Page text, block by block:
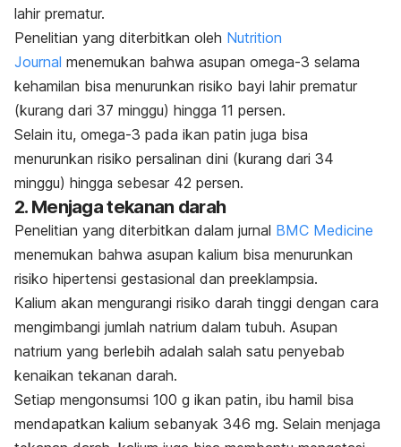
lahir prematur.
Penelitian yang diterbitkan oleh Nutrition
Journal menemukan bahwa asupan omega-3 selama
kehamilan bisa menurunkan risiko bayi lahir prematur
(kurang dari 37 minggu) hingga 11 persen.
Selain itu, omega-3 pada ikan patin juga bisa
menurunkan risiko persalinan dini (kurang dari 34
minggu) hingga sebesar 42 persen.
2. Menjaga tekanan darah
Penelitian yang diterbitkan dalam jurnal BMC Medicine
menemukan bahwa asupan kalium bisa menurunkan
risiko hipertensi gestasional dan preeklampsia.
Kalium akan mengurangi risiko darah tinggi dengan cara
mengimbangi jumlah natrium dalam tubuh. Asupan
natrium yang berlebih adalah salah satu penyebab
kenaikan tekanan darah.
Setiap mengonsumsi 100 g ikan patin, ibu hamil bisa
mendapatkan kalium sebanyak 346 mg. Selain menjaga